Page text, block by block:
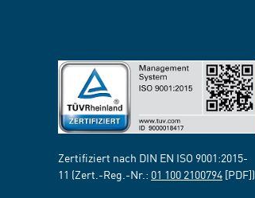
Zertifiziert nach DIN EN ISO 9001:2015-
11 (Zert.-Reg.-Nr.: 01 100 2100794 [PDF])